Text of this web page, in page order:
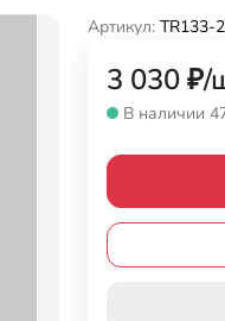
Артикул: TR133-
3 030₽/
В наличии